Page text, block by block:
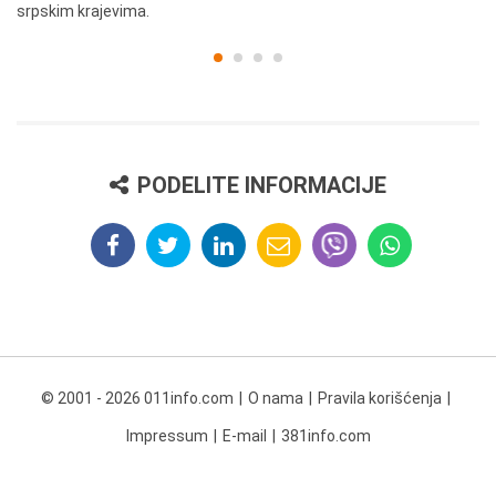
srpskim krajevima.
PODELITE INFORMACIJE
© 2001 - 2026 011info.com O nama Pravila korišćenja
Impressum E-mail 381info.com